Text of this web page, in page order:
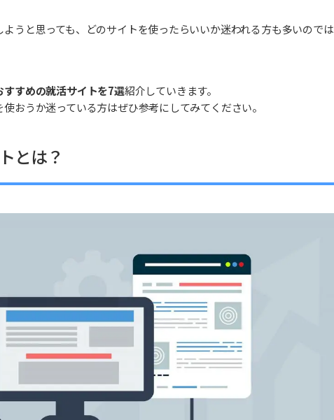
うと思っても、どのサイトを使ったらいいか迷われる方も多いのでは
すすめの就活サイトを7選紹介していきます。
おうか迷っている方はぜひ参考にしてみてください。
とは？